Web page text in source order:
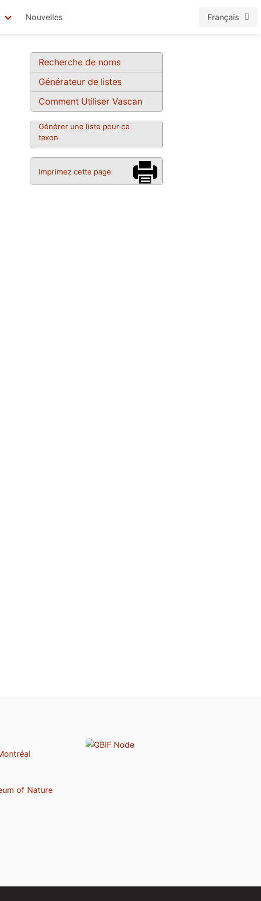
Nouvelles Français
Recherche de noms
Générateur de listes
Comment Utiliser Vascan
Générer une liste pour ce
taxon
Imprimez cette page